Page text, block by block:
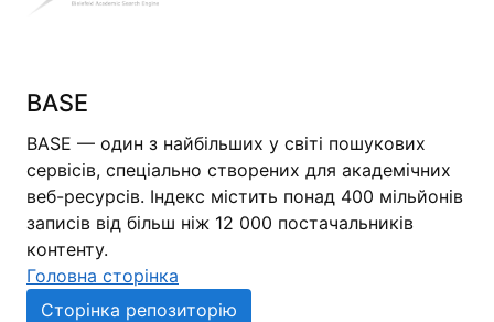
BASE
BASE — один з найбільших у світі пошукових
сервісів, спеціально створених для академічних
веб-ресурсів. Індекс містить понад 400 мільйонів
записів від більш ніж 12 000 постачальників
контенту.
Головна сторінка
Сторінка репозиторію